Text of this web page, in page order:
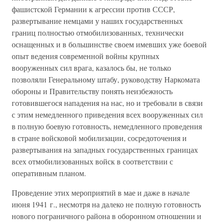
фашистской Германии к агрессии против СССР,
развертывание немцами у наших государственных
границ полностью отмобилизованных, технически
оснащенных и в большинстве своем имевших уже боевой
опыт ведения современной войны крупных
вооруженных сил врага, казалось бы, не только
позволяли Генеральному штабу, руководству Наркомата
обороны и Правительству понять неизбежность
готовившегося нападения на нас, но и требовали в связи
с этим немедленного приведения всех вооруженных сил
в полную боевую готовность, немедленного проведения
в стране войсковой мобилизации, сосредоточения и
развертывания на западных государственных границах
всех отмобилизованных войск в соответствии с
оперативным планом.
Проведение этих мероприятий в мае и даже в начале
июня 1941 г., несмотря на далеко не полную готовность
нового пограничного района в оборонном отношении и